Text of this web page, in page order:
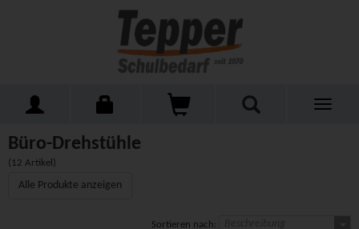
Toggle
Home Schulmöbel Büro-Drehstühle
Büro-Drehstühle
(12 Artikel)
Alle Produkte anzeigen
Sortieren nach: